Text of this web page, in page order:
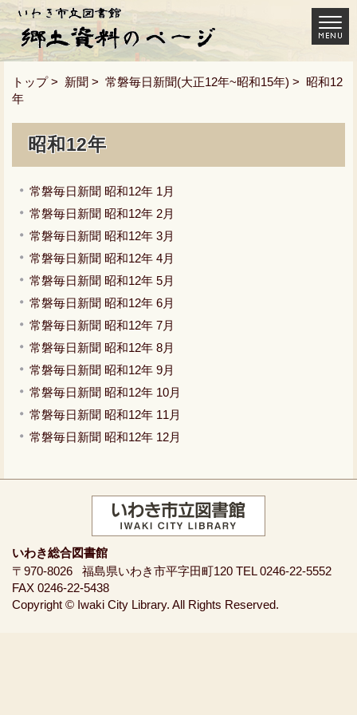
トップ> 新聞 > 常磐毎日新聞(大正12年~昭和15年) > 昭和12
年
昭和12年
常磐毎日新聞 昭和12年 1月
常磐毎日新聞 昭和12年 2月
常磐毎日新聞 昭和12年 3月
常磐毎日新聞 昭和12年 4月
常磐毎日新聞 昭和12年 5月
常磐毎日新聞 昭和12年 6月
常磐毎日新聞 昭和12年 7月
常磐毎日新聞 昭和12年 8月
常磐毎日新聞 昭和12年 9月
常磐毎日新聞 昭和12年 10月
常磐毎日新聞 昭和12年 11月
常磐毎日新聞 昭和12年 12月
いわき総合図書館
〒970-8026
福島県いわき市平字田町120 TEL 0246-22-5552
FAX 0246-22-5438
Copyright © Iwaki City Library. All Rights Reserved.